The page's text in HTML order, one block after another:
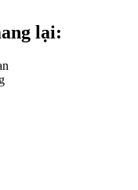
lại: